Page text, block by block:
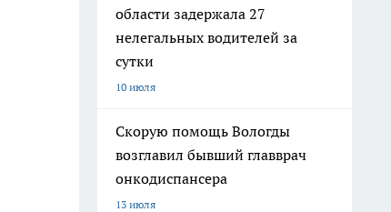
области задержала 27
нелегальных водителей за
сутки
10 июля
Скорую помощь Вологды
возглавил бывший главврач
онкодиспансера
13 июля